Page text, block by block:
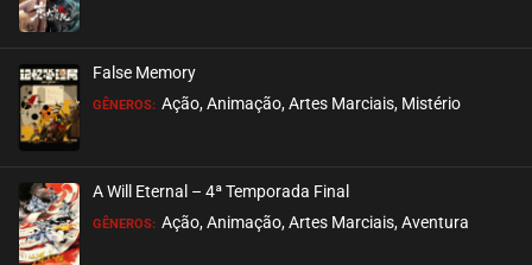
EPISÓDIO 19
maio 27, 2022
EPISÓDIO 18
maio 27, 2022
False Memory
GÊNEROS: Ação, Animação, Artes Marciais, Mistério
A Will Eternal – 4ª Temporada Final
GÊNEROS: Ação, Animação, Artes Marciais, Aventura